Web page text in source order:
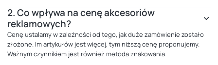
2.Co wpływa na cenę akcesoriów
reklamowych?
Cenę ustalamy w zależności od tego, jak duże zamówienie zostało
złożone. Im artykułów jest więcej, tym niższą cenę proponujemy.
Ważnym czynnikiem jest również metoda znakowania.